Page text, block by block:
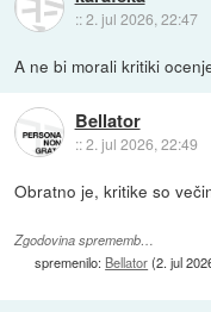
::2. jul 2026, 22:47
A ne bi morali kritiki
Bellator
::2. jul 2026, 22:49
Obratno je, kritike so
Zgodovina sprememb…
spremenilo: Bellator(2. jul